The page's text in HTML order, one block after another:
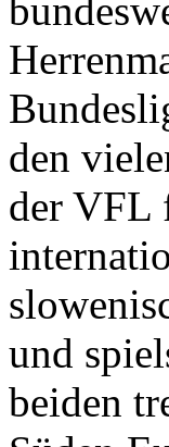
den
der VFL
und
beiden